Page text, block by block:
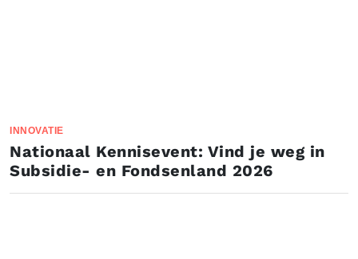
INNOVATIE
Nationaal Kennisevent: Vind je weg in
Subsidie- en Fondsenland 2026